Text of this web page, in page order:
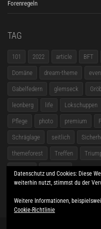
Forenregeln
TAG
101 2022 article BFT
Domäne dream-theme
Gabelfedern glemseck
leonberg life Lokschuppen
Pflege photo premium
Schräglage seitlich
themeforest Treffen
zubehör Übersicht
Datenschutz und Cookies: Diese
weiterhin nutzt, stimmst du der
Weitere Informationen,
Cookie-Richtlinie